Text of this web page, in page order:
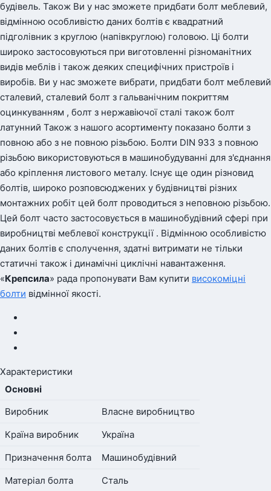
будівель. Також Ви у нас зможете придбати болт меблевий,
відмінною особливістю даних болтів є квадратний
підголівник з круглою (напівкруглою) головою. Ці болти
широко застосовуються при виготовленні різноманітних
видів меблів і також деяких специфічних пристроїв і
виробів. Ви у нас зможете вибрати, придбати болт меблевий
сталевий, сталевий болт з гальванічним покриттям
оцинкуванням , болт з нержавіючої сталі також болт
латунний Також з нашого асортименту показано болти з
повною або з не повною різьбою. Болти DIN 933 з повною
різьбою використовуються в машинобудуванні для з'єднання
або кріплення листового металу. Існує ще один різновид
болтів, широко розповсюджених у будівництві різних
монтажних робіт цей болт проводиться з неповною різьбою.
Цей болт часто застосовується в машинобудівний сфері при
виробництві меблевої конструкції . Відмінною особливістю
даних болтів є сполучення, здатні витримати не тільки
статичні також і динамічні циклічні навантаження.
«Крепсила» рада пропонувати Вам купити високоміцні
болти відмінної якості.
Характеристики
Основні
Виробник
Власне виробництво
Країна виробник
Україна
Призначення болта
Машинобудівний
Матеріал болта
Сталь